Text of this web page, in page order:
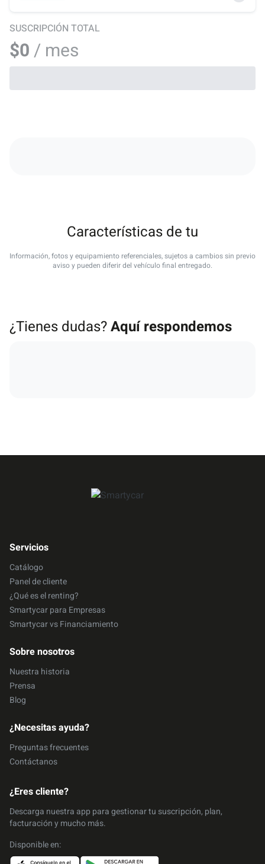
SUSCRIPCIÓN TOTAL
$0/ mes
Características de tu
Información, fotos y equipamiento referenciales, sujetos a cambios sin previo
aviso y pueden diferir del vehículo final entregado.
¿Tienes dudas?Aquí respondemos
Servicios
Catálogo
Panel de cliente
¿Qué es el renting?
Smartycar para Empresas
Smartycar vs Financiamiento
Sobre nosotros
Nuestra historia
Prensa
Blog
¿Necesitas ayuda?
Preguntas frecuentes
Contáctanos
¿Eres cliente?
Descarga nuestra app para gestionar tu suscripción, plan,
facturación y mucho más.
Disponible en: